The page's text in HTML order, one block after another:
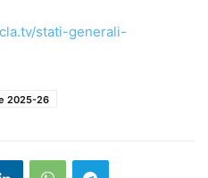
stati-generali-
2025-26